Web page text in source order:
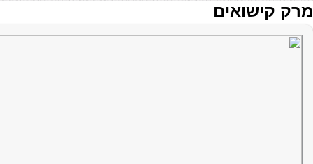
מרק קישואים